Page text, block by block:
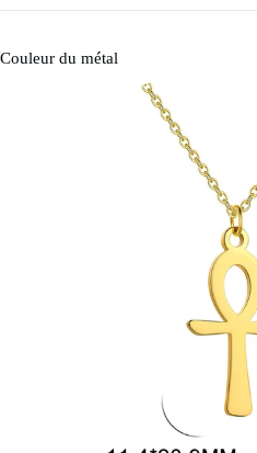
Couleur du métal